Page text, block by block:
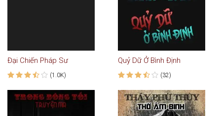
Đại Chiến Pháp Sư
(1.0K)
Quỷ Dữ Ở Bình Định
(32)